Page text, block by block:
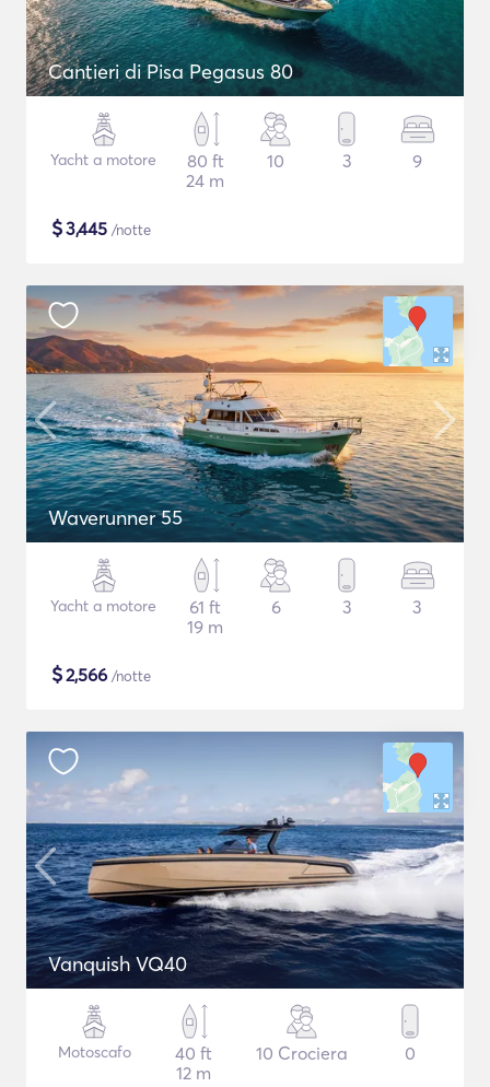
Cantieri di Pisa Pegasus 80
Yacht a motore
80 ft
24 m
10 3 9
$3,445 /notte
Waverunner 55
Yacht a motore
61 ft
19 m
6 3 3
$2,566 /notte
Vanquish VQ40
Motoscafo
40 ft
12 m
10 Crociera 0